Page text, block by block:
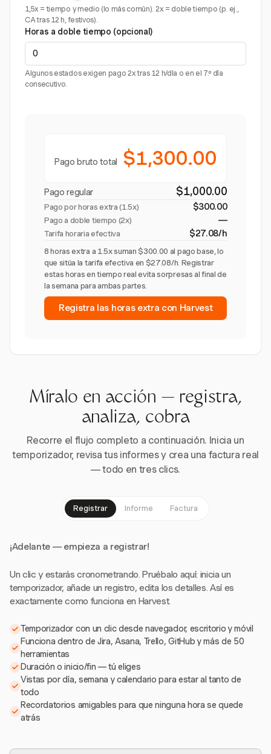
1,5x = tiempo y medio (lo más común). 2x = doble tiempo (p. ej.,
CA tras 12 h, festivos).
Horas a doble tiempo (opcional)
Algunos estados exigen pago 2x tras 12 h/día o en el 7.º día
consecutivo.
Pago bruto total $1,300.00
Pago regular $1,000.00
Pago por horas extra (1.5x) $300.00
Pago a doble tiempo (2x) —
Tarifa horaria efectiva $27.08/h
8 horas extra a 1.5x suman $300.00 al pago base, lo
que sitúa la tarifa efectiva en $27.08/h. Registrar
estas horas en tiempo real evita sorpresas al final de
la semana para ambas partes.
Registra las horas extra con Harvest
Míralo en acción — registra,
analiza, cobra
Recorre el flujo completo a continuación. Inicia un
temporizador, revisa tus informes y crea una factura real
— todo en tres clics.
Registrar Informe Factura
¡Adelante — empieza a registrar!
Un clic y estarás cronometrando. Pruébalo aquí: inicia un
temporizador, añade un registro, edita los detalles. Así es
exactamente como funciona en Harvest.
Temporizador con un clic desde navegador, escritorio y móvil
Funciona dentro de Jira, Asana, Trello, GitHub y más de 50
herramientas
Duración o inicio/fin — tú eliges
Vistas por día, semana y calendario para estar al tanto de
todo
Recordatorios amigables para que ninguna hora se quede
atrás